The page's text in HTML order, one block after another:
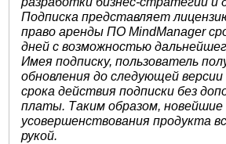
Подписка представляет
право аренды ПО MindManager
дней с возможностью
Имея подписку, пользователь
обновления до следующей версии
срока действия подписки без
платы. Таким образом,
усовершенствования продукта
рукой.